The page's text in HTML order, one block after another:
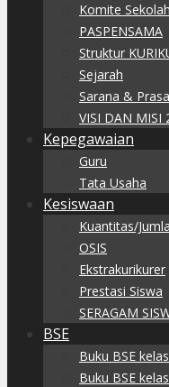
Komite Sekolah
PASPENSAMA
Struktur
Sejarah
Sarana &
VISI DAN MISI
Kepegawaian
Guru
Tata Usaha
Kesiswaan
Kuantitas/
OSIS
Ekstrakurikurer
Prestasi Siswa
SERAGAM
BSE
Buku BSE
Buku BSE